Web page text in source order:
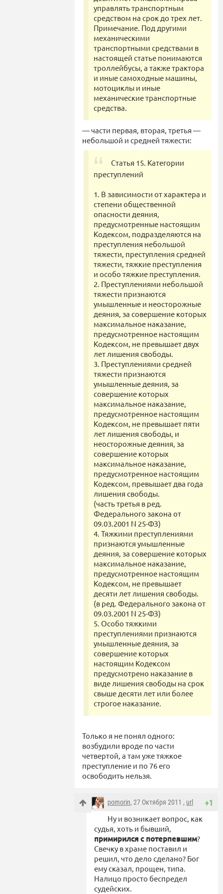
управлять транспортным
средством на срок до трех лет.
Примечание. Под другими
механическими
транспортными средствами в
настоящей статье понимаются
троллейбусы, а также трактора
и иные самоходные машины,
мотоциклы и иные
механические транспортные
средства.
— части первая, вторая, третья —
небольшой и средней тяжести:
Статья 15. Категории
преступлений
1. В зависимости от характера и
степени общественной
опасности деяния,
предусмотренные настоящим
Кодексом, подразделяются на
преступления небольшой
тяжести, преступления средней
тяжести, тяжкие преступления
и особо тяжкие преступления.
2. Преступлениями небольшой
тяжести признаются
умышленные и неосторожные
деяния, за совершение которых
максимальное наказание,
предусмотренное настоящим
Кодексом, не превышает двух
лет лишения свободы.
3. Преступлениями средней
тяжести признаются
умышленные деяния, за
совершение которых
максимальное наказание,
предусмотренное настоящим
Кодексом, не превышает пяти
лет лишения свободы, и
неосторожные деяния, за
совершение которых
максимальное наказание,
предусмотренное настоящим
Кодексом, превышает два года
лишения свободы.
(часть третья в ред.
Федерального закона от
09.03.2001 N 25-ФЗ)
4. Тяжкими преступлениями
признаются умышленные
деяния, за совершение которых
максимальное наказание,
предусмотренное настоящим
Кодексом, не превышает
десяти лет лишения свободы.
(в ред. Федерального закона от
09.03.2001 N 25-ФЗ)
5. Особо тяжкими
преступлениями признаются
умышленные деяния, за
совершение которых
настоящим Кодексом
предусмотрено наказание в
виде лишения свободы на срок
свыше десяти лет или более
строгое наказание.
Только я не понял одного:
возбудили вроде по части
четвертой, а там уже тяжкое
преступление и по 76 его
освободить нельзя.
+1
pomorin, 27 Октября 2011 , url
Ну и возникает вопрос, как
судья, хоть и бывший,
примирился с потерпевшим?
Свечку в храме поставил и
решил, что дело сделано? Бог
ему сказал, прощен, типа.
Налицо просто беспредел
судейских.